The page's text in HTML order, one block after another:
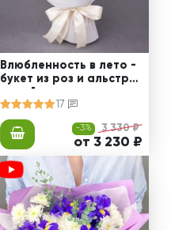
Влюбленность в лето -
букет из роз и альстро
мерий
17
-3% 3 330 ₽
от 3 230 ₽